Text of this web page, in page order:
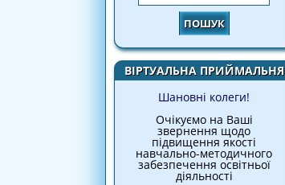
ВІРТУАЛЬНА ПРИЙМАЛЬНЯ
Шановні колеги!
Очікуємо на Ваші
звернення щодо
підвищення якості
навчально-методичного
забезпечення освітньої
діяльності